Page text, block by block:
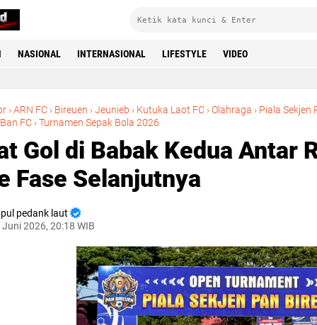
NASIONAL INTERNASIONAL LIFESTYLE VIDEO
›ARN FC › Bireuen ›Jeunieb › Kutuka Laot FC ›Olahraga › Piala Sekjen
FC ›Turnamen Sepak Bola 2026
Gol di Babak Kedua Antar
Fase Selanjutnya
pedank laut
Juni 2026, 20:18 WIB